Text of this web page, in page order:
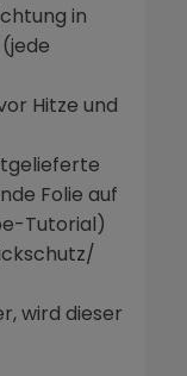
in
Hitze und
Folie auf
Tutorial)
wird dieser